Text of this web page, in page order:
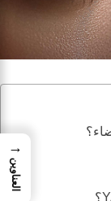
→
العناوين